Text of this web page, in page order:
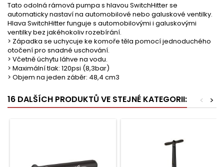
Tato odolná rámová pumpa s hlavou SwitchHitter se
automaticky nastaví na automobilové nebo galuskové ventilky.
Hlava SwitchHitter funguje s automobilovými i galuskovými
ventilky bez jakéhokoliv rozebírání.
> Západka se uchycuje ke komoře těla pomocí jednoduchého
otočení pro snadné uschování.
> Včetně úchytu láhve na vodu.
> Maximální tlak: 120psi (8,3bar)
> Objem na jeden záběr: 48,4 cm3
16 DALŠÍCH PRODUKTŮ VE STEJNÉ KATEGORII: >
<